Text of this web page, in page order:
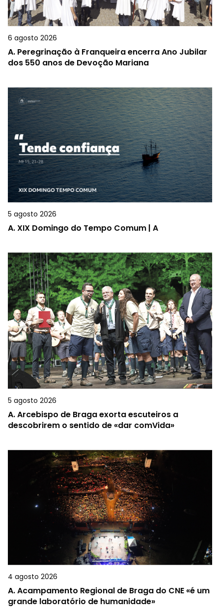
6 agosto 2026
A. Peregrinação à Franqueira encerra Ano Jubilar
dos 550 anos de Devoção Mariana
5 agosto 2026
A.XIX Domingo do Tempo Comum | A
5 agosto 2026
A.Arcebispo de Braga exorta escuteiros a
descobrirem o sentido de «dar comVida»
4 agosto 2026
A.Acampamento Regional de Braga do CNE «é um
grande laboratório de humanidade»